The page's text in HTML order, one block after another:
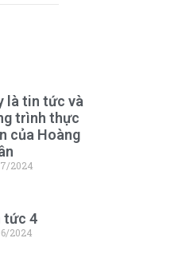
là tin tức và
trình thực
của Hoàng
2024
tức 4
2024